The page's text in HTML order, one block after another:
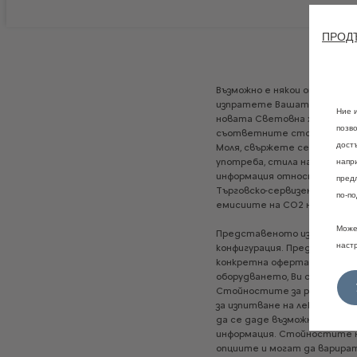
Възможно е някои от
изпратете Вашата
новата Световна
съответните стойности
Моля, свържете се Вашия
употреба, стила на
информация относно
Търговско-сервизен
емисиите на CO2 на
Представеното
конфигурация.
конкретна оферта.
оборудването, Ви съветваме
Стойностите за разход на
за изпитване на леки
да се даде възможност
информация. Стойностите
опциите и могат да
Ние
по-